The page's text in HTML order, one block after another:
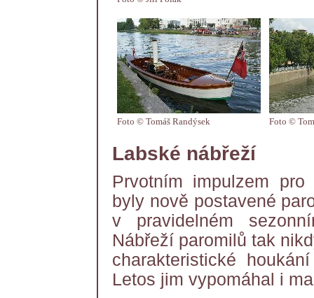
Foto © Tomáš Randýsek Foto ©
Labské nábřeží
Prvotním impulzem
byly nově postavené
v pravidelném
Nábřeží paromilů tak
charakteristické
Letos jim vypomáhal i